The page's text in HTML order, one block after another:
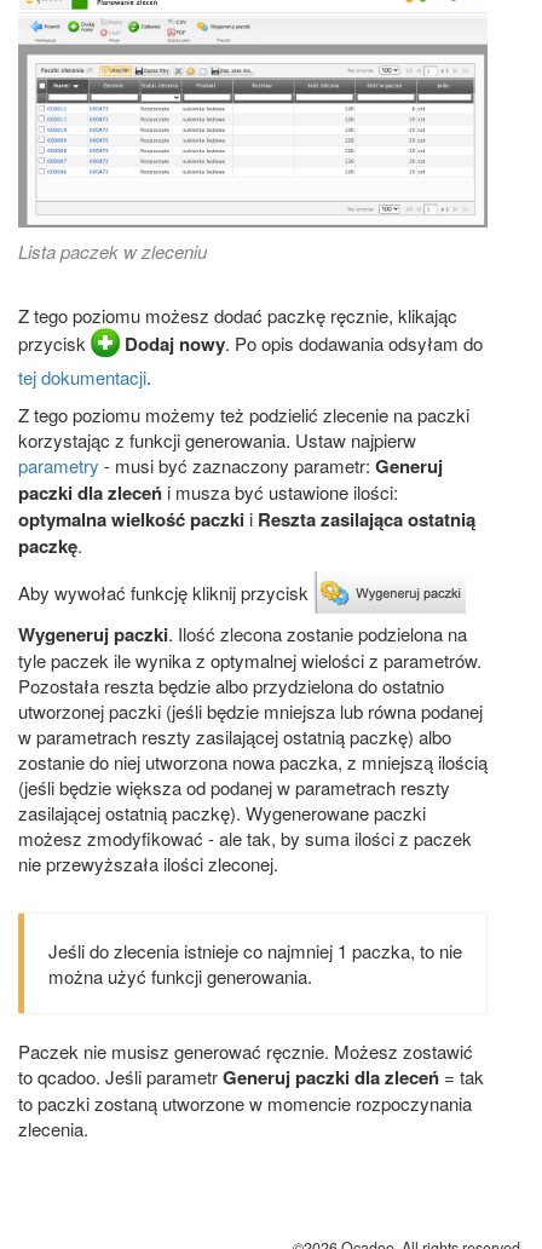
Lista paczek w zleceniu
Z tego poziomu możesz dodać paczkę ręcznie, klikając
przycisk
Dodaj nowy. Po opis dodawania odsyłam do
tej dokumentacji.
Z tego poziomu możemy też podzielić zlecenie na paczki
korzystając z funkcji generowania. Ustaw najpierw
parametry - musi być zaznaczony parametr: Generuj
paczki dla zleceń i musza być ustawione ilości:
optymalna wielkość paczki i Reszta zasilająca ostatnią
paczkę.
Aby wywołać funkcję kliknij przycisk
Wygeneruj paczki. Ilość zlecona zostanie podzielona na
tyle paczek ile wynika z optymalnej wielości z parametrów.
Pozostała reszta będzie albo przydzielona do ostatnio
utworzonej paczki (jeśli będzie mniejsza lub równa podanej
w parametrach reszty zasilającej ostatnią paczkę) albo
zostanie do niej utworzona nowa paczka, z mniejszą ilością
(jeśli będzie większa od podanej w parametrach reszty
zasilającej ostatnią paczkę). Wygenerowane paczki
możesz zmodyfikować - ale tak, by suma ilości z paczek
nie przewyższała ilości zleconej.
Jeśli do zlecenia istnieje co najmniej 1 paczka, to nie
można użyć funkcji generowania.
Paczek nie musisz generować ręcznie. Możesz zostawić
to qcadoo. Jeśli parametrGeneruj paczki dla zleceń = tak
to paczki zostaną utworzone w momencie rozpoczynania
zlecenia.